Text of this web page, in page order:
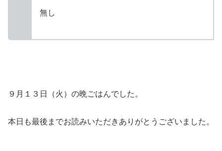
無し
９月１３日（火）の晩ごはんでした。
本日も最後までお読みいただきありがとうございました。